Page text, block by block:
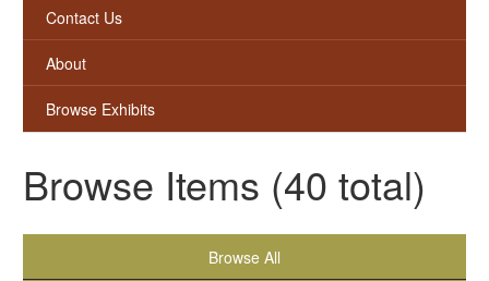
Contact Us
About
Browse Exhibits
Browse Items (40 total)
Browse All